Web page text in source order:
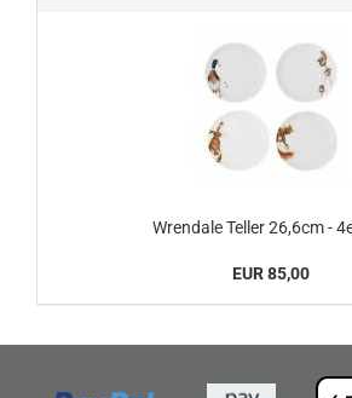
Wrendale Teller 26,6cm -
EUR 85,00